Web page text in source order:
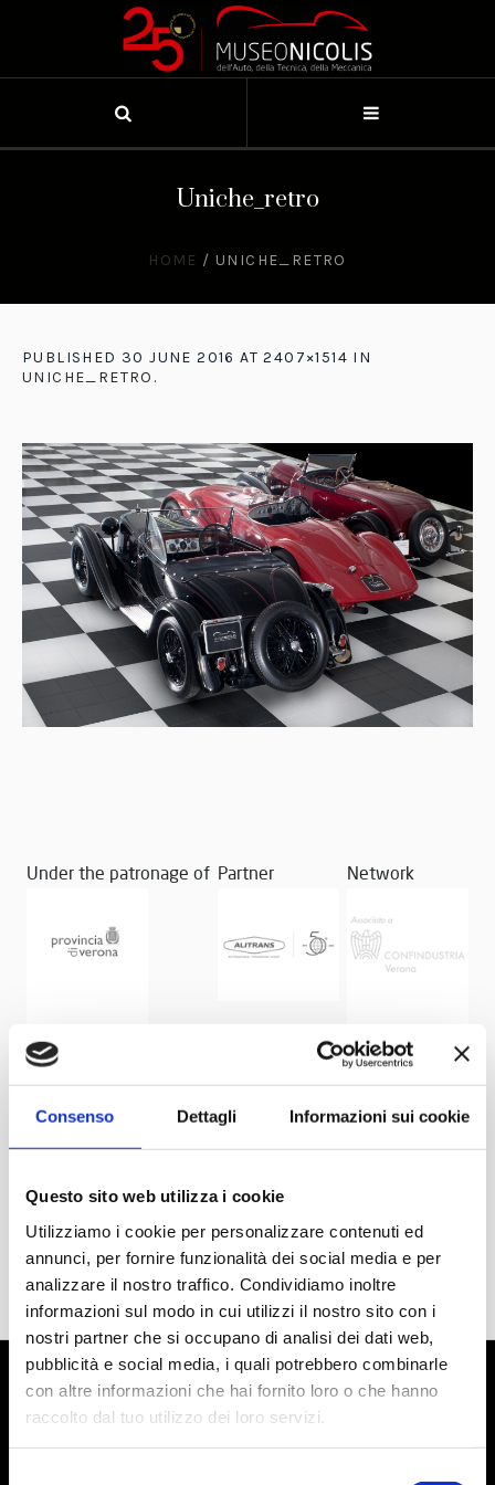
Consenso Dettagli Informazioni sui cookie
Questo sito web utilizza i cookie
Utilizziamo i cookie per personalizzare contenuti ed
annunci, per fornire funzionalità dei social media e per
analizzare il nostro traffico. Condividiamo inoltre
informazioni sul modo in cui utilizzi il nostro sito con i
nostri partner che si occupano di analisi dei dati web,
pubblicità e social media, i quali potrebbero combinarle
con altre informazioni che hai fornito loro o che hanno
raccolto dal tuo utilizzo dei loro servizi.
Uniche_retro
HOME / UNICHE_RETRO
PUBLISHED 30 JUNE 2016 AT 2407×1514 IN
UNICHE_RETRO .
Under the patronage of Partner Network